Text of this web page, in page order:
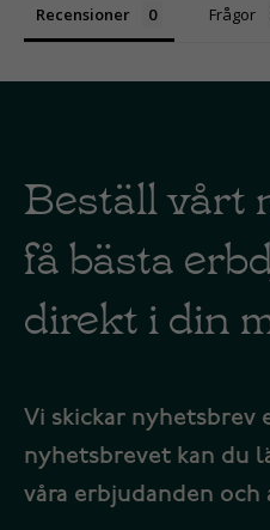
Recensioner Frågor
Beställ vårt
få bästa
direkt i din
Vi skickar nyhetsbrev
nyhetsbrevet kan du
våra erbjudanden